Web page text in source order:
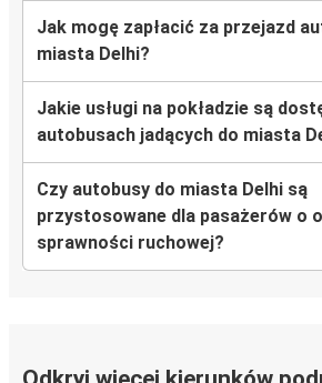
Jak mogę zapłacić za przejazd
miasta Delhi?
Jakie usługi na pokładzie są
autobusach jadących do miasta
Czy autobusy do miasta Delhi są
przystosowane dla pasażerów o
sprawności ruchowej?